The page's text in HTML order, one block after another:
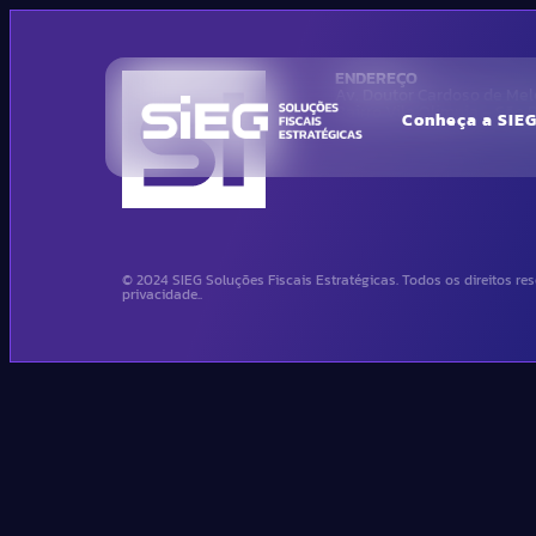
Conheça a SIEG
ENDEREÇO
Bairro Vila Olimpia – São
© 2024 SIEG Soluções Fiscais Estratégicas. Todos os direitos
privacidade..